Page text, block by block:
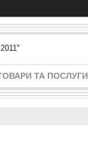
ТА ПОСЛУГИ